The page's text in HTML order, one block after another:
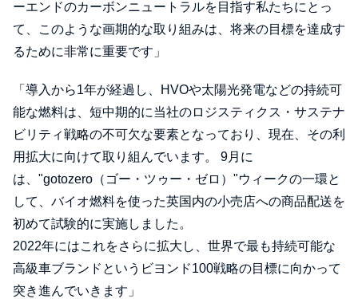
ーエンドのカーボンニュートラルを目指す私たちにとっ
て、このような画期的な取り組みは、将来の目標を達成す
るために非常に重要です」
「導入から1年が経過し、HVOや太陽光発電などの持続可
能な燃料は、短中期的に当社のロジスティクス・サステナ
ビリティ戦略の不可欠な要素となっており、現在、その利
用拡大に向けて取り組んでいます。 9月に
は、"gotozero（ゴー・ツゥー・ゼロ）"ウィークの一環と
して、バイオ燃料を使った英国内の小売店への商品配送を
初めて試験的に実施しました。
2022年にはこれをさらに拡大し、世界で最も持続可能な
高級車ブランドというビヨンド100戦略の目標に向かって
突き進んでいきます」